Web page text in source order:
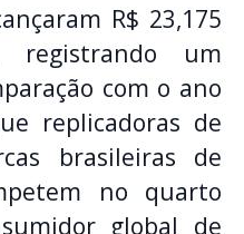
R$ 23,175
registrando um
com o ano
replicadoras de
brasileiras de
no quarto
global de